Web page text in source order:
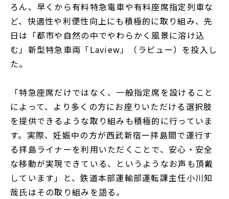
ろん、早くから有料特急電車や有料座席指定列車な
ど、快適性や利便性向上にも積極的に取り組み、先
日は「都市や自然の中でやわらかく風景に溶け込
む」新型特急車両「Laview」（ラビュー）を投入し
た。
「特急座席だけではなく、一般指定席を設けること
によって、より多くの方にお座りいただける選択肢
を提供できるような取り組みも積極的に行っていま
す。実際、妊娠中の方が西武新宿ー拝島間で運行す
る拝島ライナーを利用いただくことで、安心・安全
な移動が実現できている、というようなお声も頂戴
しています」と、鉄道本部運輸部運転課主任小川知
哉氏はその取り組みを語る。